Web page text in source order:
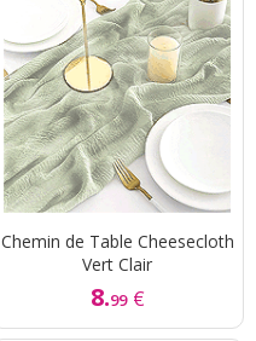
Chemin de Table Cheesecloth
Vert Clair
8.99 €